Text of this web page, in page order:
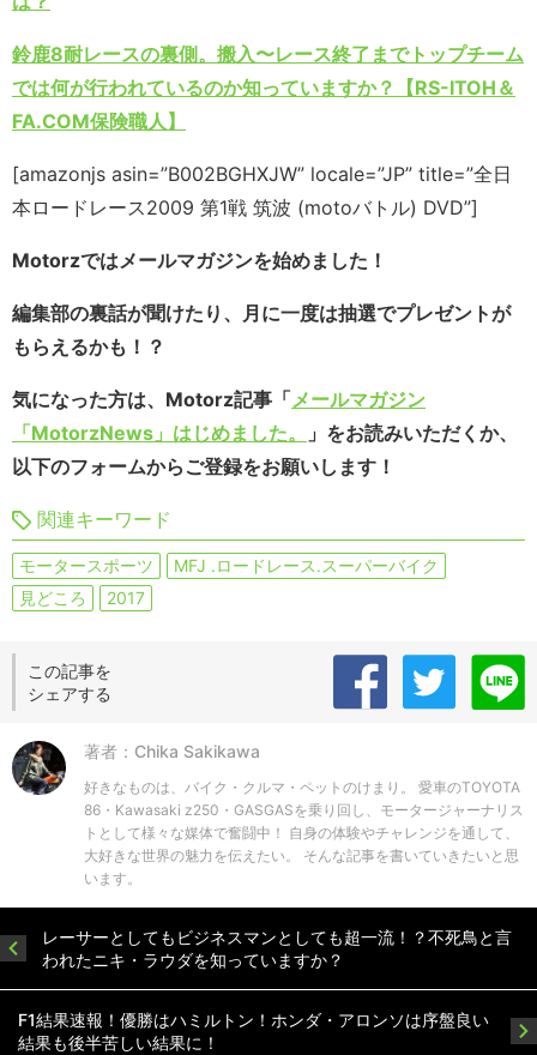
鈴鹿8耐レースの裏側。搬入〜レース終了までトップチーム
では何が行われているのか知っていますか？【RS-ITOH＆
FA.COM保険職人】
[amazonjs asin=”B002BGHXJW” locale=”JP” title=”全日
本ロードレース2009 第1戦 筑波 (motoバトル) DVD”]
Motorzではメールマガジンを始めました！
編集部の裏話が聞けたり、月に一度は抽選でプレゼントが
もらえるかも！？
気になった方は、Motorz記事「メールマガジン
「MotorzNews」はじめました。
」をお読みいただくか、
以下のフォームからご登録をお願いします！
関連キーワード
モータースポーツ
MFJ .ロードレース.スーパーバイク
見どころ
2017
この記事を
シェアする
著者：Chika Sakikawa
好きなものは、バイク・クルマ・ペットのけまり。 愛車のTOYOTA
86・Kawasaki z250・GASGASを乗り回し、モータージャーナリス
トとして様々な媒体で奮闘中！ 自身の体験やチャレンジを通して、
大好きな世界の魅力を伝えたい。 そんな記事を書いていきたいと思
います。
レーサーとしてもビジネスマンとしても超一流！？不死鳥と言
われたニキ・ラウダを知っていますか？
F1結果速報！優勝はハミルトン！ホンダ・アロンソは序盤良い
結果も後半苦しい結果に！